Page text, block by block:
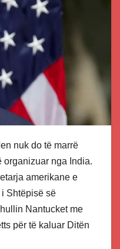
nuk do të marrë
organizuar nga India.
amerikane e
Shtëpisë së
Nantucket me
për të kaluar Ditën